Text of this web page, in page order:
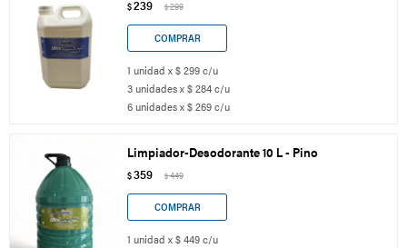
$239 $299
1 unidad x $ 299 c/u
3 unidades x $ 284 c/u
6 unidades x $ 269 c/u
Limpiador-Desodorante 10 L - Pino
$359 $449
1 unidad x $ 449 c/u